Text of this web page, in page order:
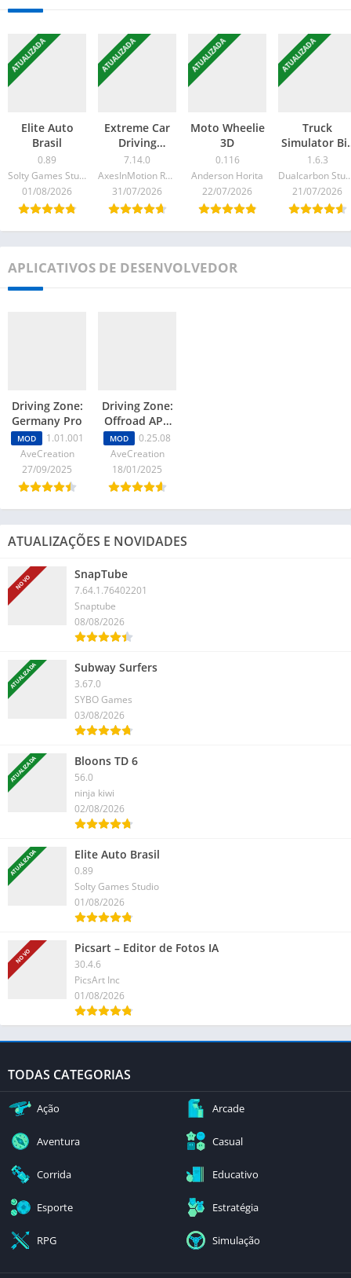
ATUALIZADA
Elite Auto
Brasil
0.89
Solty Games Studio
01/08/2026
ATUALIZADA
Extreme Car
Driving
Simulator
7.14.0
AxesInMotion Racing
31/07/2026
ATUALIZADA
Moto Wheelie
3D
0.116
Anderson Horita
22/07/2026
ATUALIZADA
Truck
Simulator
Rigs
1.6.3
21/07/2026
APLICATIVOS DE DESENVOLVEDOR
Driving Zone:
Germany Pro
MOD
1.01.001
AveCreation
27/09/2025
Driving Zone:
Offroad APK
MOD
(Dinheiro
Infinito)
0.25.08
MOD
0.25.08
AveCreation
18/01/2025
ATUALIZAÇÕES E NOVIDADES
NOVO SnapTube
7.64.1.76402201
Snaptube
08/08/2026
ATUALIZADA Subway Surfers
3.67.0
SYBO Games
03/08/2026
ATUALIZADA Bloons TD 6
56.0
ninja kiwi
02/08/2026
ATUALIZADA Elite Auto Brasil
0.89
Solty Games Studio
01/08/2026
NOVO Picsart – Editor de Fotos IA
30.4.6
PicsArt Inc
01/08/2026
TODAS CATEGORIAS
Ação Arcade
Aventura Casual
Corrida Educativo
Esporte Estratégia
RPG Simulação